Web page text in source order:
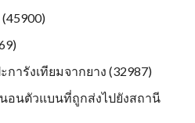
ารังเทียมจากยาง (32987)
อนตัวแบนที่ถูกส่งไปยังสถานี